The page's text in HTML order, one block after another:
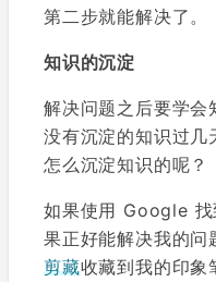
第二步就能解决了。
知识的沉淀
解决问题之后要学会
没有沉淀的知识过几
怎么沉淀知识的呢？
如果使用 Google 找
果正好能解决我的问
剪藏收藏到我的印象